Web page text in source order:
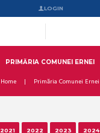
LOGIN
PRIMĂRIA COMUNEI ERNEI
Home Primăria Comunei Ernei
2021 2022 2023 2024